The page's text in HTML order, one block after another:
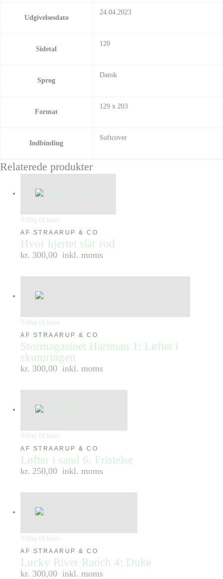
Udgivelsesdato
24.04.2023
Sidetal
120
Sprog
Dansk
Format
129 x 203
Indbinding
Softcover
Relaterede produkter
Tilføj til kurv
AF STRAARUP & CO
Hvor hjertet slår rod
kr. 300,00 inkl. moms
Tilføj til kurv
AF STRAARUP & CO
Stormagasinet Hartman 1: Løftet i
skumringen
kr. 300,00 inkl. moms
Tilføj til kurv
AF STRAARUP & CO
Løfter i sand 6: Fristelse
kr. 250,00 inkl. moms
Tilføj til kurv
AF STRAARUP & CO
Lucky River Ranch 4: Duke
kr. 300,00 inkl. moms